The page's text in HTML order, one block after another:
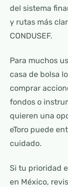
del sistema
y rutas más
CONDUSEF.
Para muchos
casa de bolsa
comprar
fondos o
quieren una
eToro puede
cuidado.
Si tu prioridad
en México,